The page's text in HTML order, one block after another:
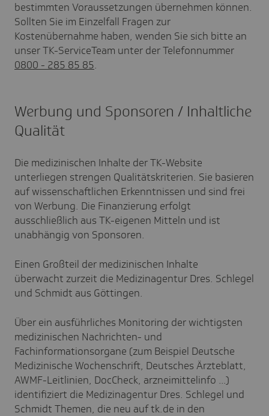
bestimmten Voraussetzungen übernehmen können.
Sollten Sie im Einzelfall Fragen zur
Kostenübernahme haben, wenden Sie sich bitte an
unser TK-ServiceTeam unter der Telefonnummer
0800 - 285 85 85.
Werbung und Sponsoren / Inhaltliche
Qualität
Die medizinischen Inhalte der TK-Website
unterliegen strengen Qualitätskriterien. Sie basieren
auf wissenschaftlichen Erkenntnissen und sind frei
von Werbung. Die Finanzierung erfolgt
ausschließlich aus TK-eigenen Mitteln und ist
unabhängig von Sponsoren.
Einen Großteil der medizinischen Inhalte
überwacht zurzeit die Medizinagentur Dres. Schlegel
und Schmidt aus Göttingen.
Über ein ausführliches Monitoring der wichtigsten
medizinischen Nachrichten- und
Fachinformationsorgane (zum Beispiel Deutsche
Medizinische Wochenschrift, Deutsches Ärzteblatt,
AWMF-Leitlinien, DocCheck, arzneimittelinfo …)
identifiziert die Medizinagentur Dres. Schlegel und
Schmidt Themen, die neu auf tk.de in den